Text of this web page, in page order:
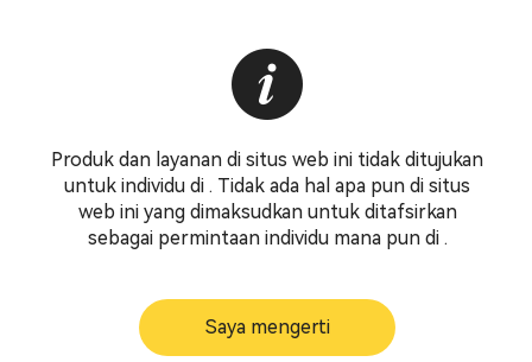
Produk dan layanan di situs web ini tidak ditujukan
untuk individu di . Tidak ada hal apa pun di situs
web ini yang dimaksudkan untuk ditafsirkan
sebagai permintaan individu mana pun di .
Saya mengerti